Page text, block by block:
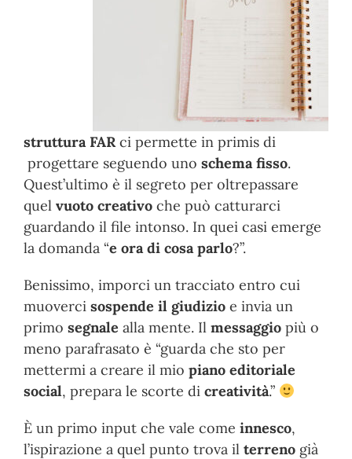
struttura FAR ci permette in primis di
progettare seguendo uno schema fisso.
Quest’ultimo è il segreto per oltrepassare
quel vuoto creativo che può catturarci
guardando il file intonso. In quei casi emerge
la domanda “e ora di cosa parlo?”.
Benissimo, imporci un tracciato entro cui
muoverci sospende il giudizio e invia un
primo segnale alla mente. Il messaggio più o
meno parafrasato è “guarda che sto per
mettermi a creare il mio piano editoriale
social, prepara le scorte di creatività.”
È un primo input che vale come innesco,
l’ispirazione a quel punto trova il terreno già